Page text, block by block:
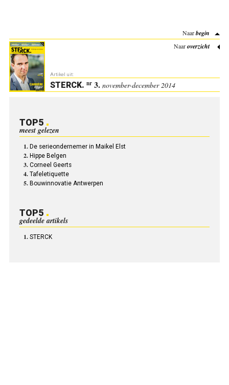
Naarbegin
Naaroverzicht
Artikel uit:
STERCK. nr3. november-december 2014
TOP5
meest gelezen
De serieondernemer in Maikel Elst
Hippe Belgen
Corneel Geerts
Tafeletiquette
Bouwinnovatie Antwerpen
TOP5
gedeelde artikels
STERCK